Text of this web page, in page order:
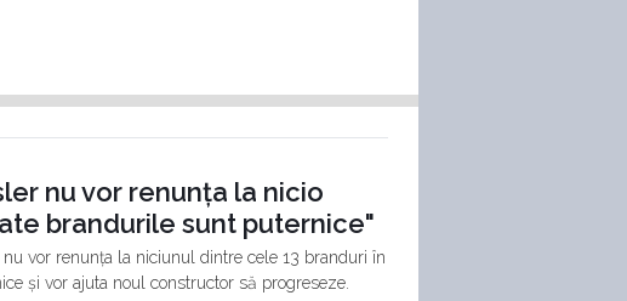
nu vor renunța la nicio
brandurile sunt puternice"
vor renunța la niciunul dintre cele 13 branduri în
și vor ajuta noul constructor să progreseze.